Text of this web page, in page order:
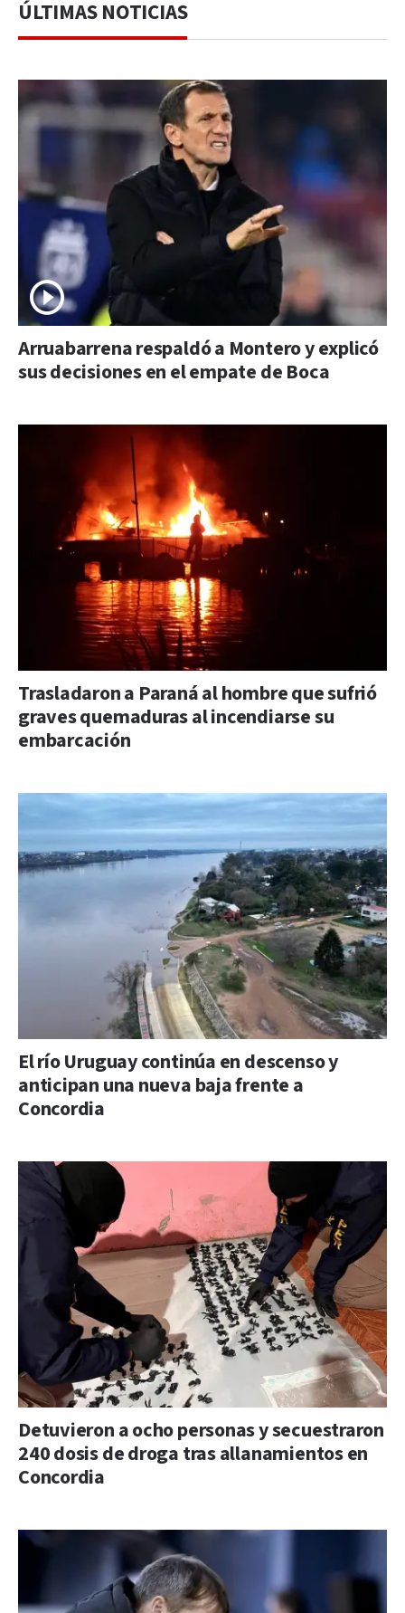
ÚLTIMAS NOTICIAS
Arruabarrena respaldó a Montero y explicó
sus decisiones en el empate de Boca
Trasladaron a Paraná al hombre que sufrió
graves quemaduras al incendiarse su
embarcación
El río Uruguay continúa en descenso y
anticipan una nueva baja frente a
Concordia
Detuvieron a ocho personas y secuestraron
240 dosis de droga tras allanamientos en
Concordia